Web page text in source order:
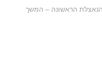
הראשונה – המשך